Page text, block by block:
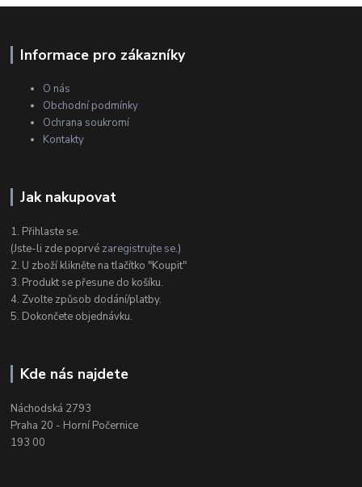
Informace pro zákazníky
O nás
Obchodní podmínky
Ochrana soukromí
Kontakty
Jak nakupovat
1. Přihlaste se.
(Jste-li zde poprvé zaregistrujte se.)
2. U zboží klikněte na tlačítko "Koupit"
3. Produkt se přesune do košíku.
4. Zvolte způsob dodání/platby.
5. Dokončete objednávku.
Kde nás najdete
Náchodská 2793
Praha 20 - Horní Počernice
193 00